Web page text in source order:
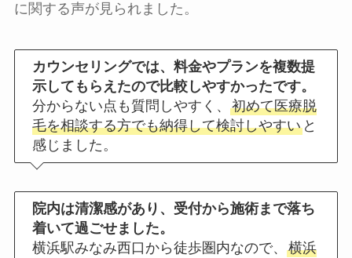
に関する声が見られました。
カウンセリングでは、料金やプランを複数提
示してもらえたので比較しやすかったです。
分からない点も質問しやすく、初めて医療脱
毛を相談する方でも納得して検討しやすい と
感じました。
院内は清潔感があり、受付から施術まで落ち
着いて過ごせました。
横浜駅みなみ西口から徒歩圏内なので、横浜